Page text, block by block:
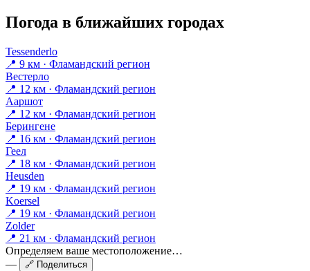
Погода в ближайших городах
Tessenderlo
📍 9 км · Фламандский регион
Вестерло
📍 12 км · Фламандский регион
Ааршот
📍 12 км · Фламандский регион
Берингене
📍 16 км · Фламандский регион
Геел
📍 18 км · Фламандский регион
Heusden
📍 19 км · Фламандский регион
Koersel
📍 19 км · Фламандский регион
Zolder
📍 21 км · Фламандский регион
Определяем ваше местоположение…
—
🔗 Поделиться